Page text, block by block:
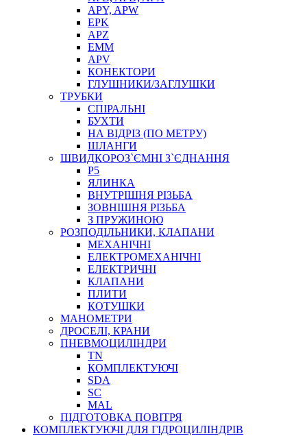
APY, APW
EPK
APZ
EMM
APV
КОНЕКТОРИ
ГЛУШНИКИ/ЗАГЛУШКИ
ТРУБКИ
СПІРАЛЬНІ
БУХТИ
НА ВІДРІЗ (ПО МЕТРУ)
ШЛАНГИ
ШВИДКОРОЗ`ЄМНІ З`ЄДНАННЯ
P5
ЯЛИНКА
ВНУТРІШНЯ РІЗЬБА
ЗОВНІШНЯ РІЗЬБА
З ПРУЖИНОЮ
РОЗПОДІЛЬНИКИ, КЛАПАНИ
МЕХАНІЧНІ
ЕЛЕКТРОМЕХАНІЧНІ
ЕЛЕКТРИЧНІ
КЛАПАНИ
ПЛИТИ
КОТУШКИ
МАНОМЕТРИ
ДРОСЕЛІ, КРАНИ
ПНЕВМОЦИЛІНДРИ
TN
КОМПЛЕКТУЮЧІ
SDA
SC
MAL
ПІДГОТОВКА ПОВІТРЯ
КОМПЛЕКТУЮЧІ ДЛЯ ГІДРОЦИЛІНДРІВ